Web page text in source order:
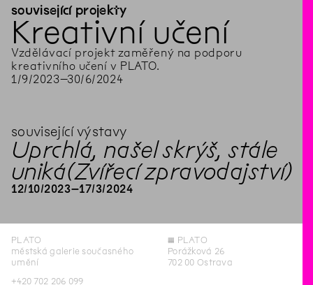
související projekty
Kreativní učení
Vzdělávací projekt zaměřený na podporu
kreativního učení v PLATO.
1 /9/2023–30/6/2024
související výstavy
Uprchlá, našel skrýš, stále
uniká(Zvířecí zpravodajství)
12/10/2023–17/3/2024
PLATO
městská galerie současného
umění
+420 702 206 099
◊ PLATO
Porážková 26
702 00 Ostrava